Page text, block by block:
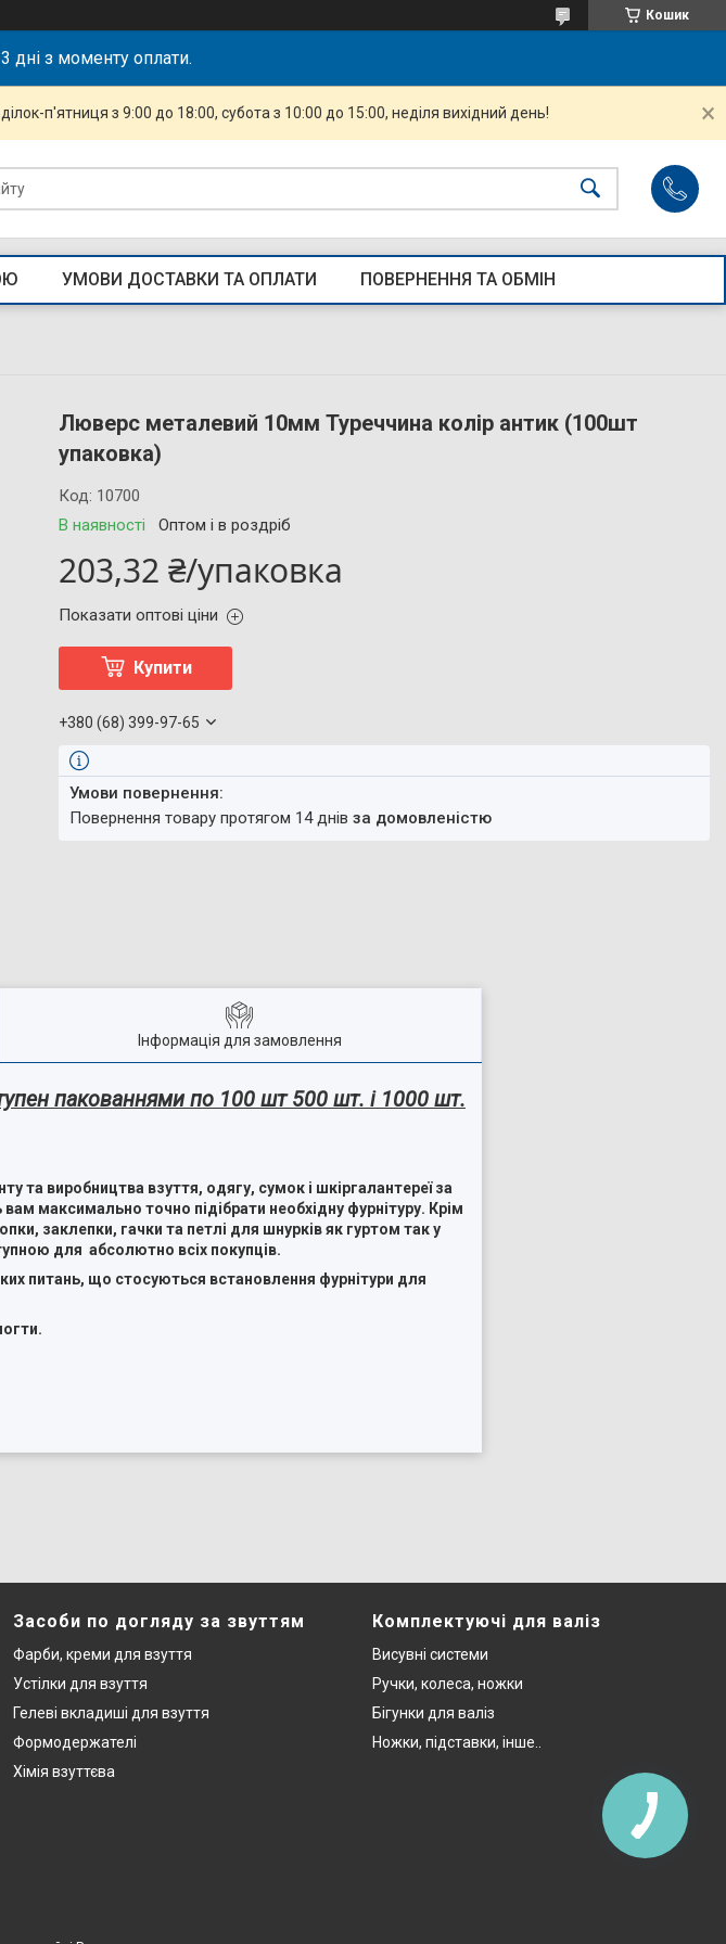
Кошик
дні з моменту оплати.
п'ятниця з 9:00 до 18:00, субота з 10:00 до 15:00, неділя вихідний день!
УМОВИ ДОСТАВКИ ТА ОПЛАТИ ПОВЕРНЕННЯ ТА ОБМІН
Люверс металевий 10мм Туреччина колір антик (100шт
упаковка)
В наявності Оптом і в роздріб
Код: 10700
203,32 ₴/упаковка
Показати оптові ціни
Купити
+380 (68) 399-97-65
повернення товару протягом 14 днівза домовленістю
Інформація для замовлення
пакованнями по 100 шт 500 шт. і 1000 шт.
та виробництва взуття, одягу, сумок і шкіргалантереї за
максимально точно підібрати необхідну фурнітуру. Крім
заклепки, гачки та петлі для шнурків як гуртом так у
для абсолютно всіх покупців.
питань, що стосуються встановлення фурнітури для
Засоби по догляду за звуттям
Фарби, креми для взуття
Устілки для взуття
Гелеві вкладиші для взуття
Формодержателі
Хімія взуттєва
Комплектуючі для валіз
Висувні системи
Ручки, колеса, ножки
Бігунки для валіз
Ножки, підставки, інше..